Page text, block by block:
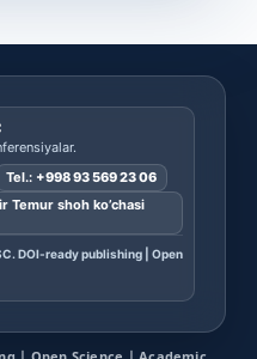
Tel.: +998 93 569 23 06
Temur shoh ko’chasi
DOI-ready publishing | Open